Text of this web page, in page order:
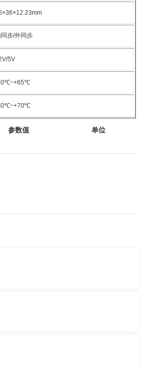
同步/外同步
5V
参数值 单位